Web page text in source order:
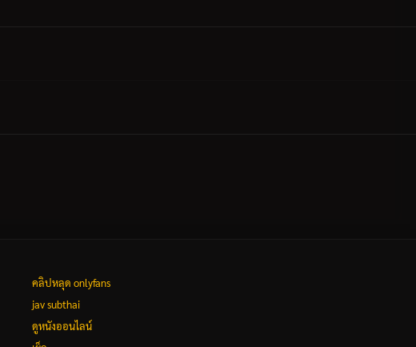
คลิปหลุด onlyfans
jav subthai
ดูหนังออนไลน์